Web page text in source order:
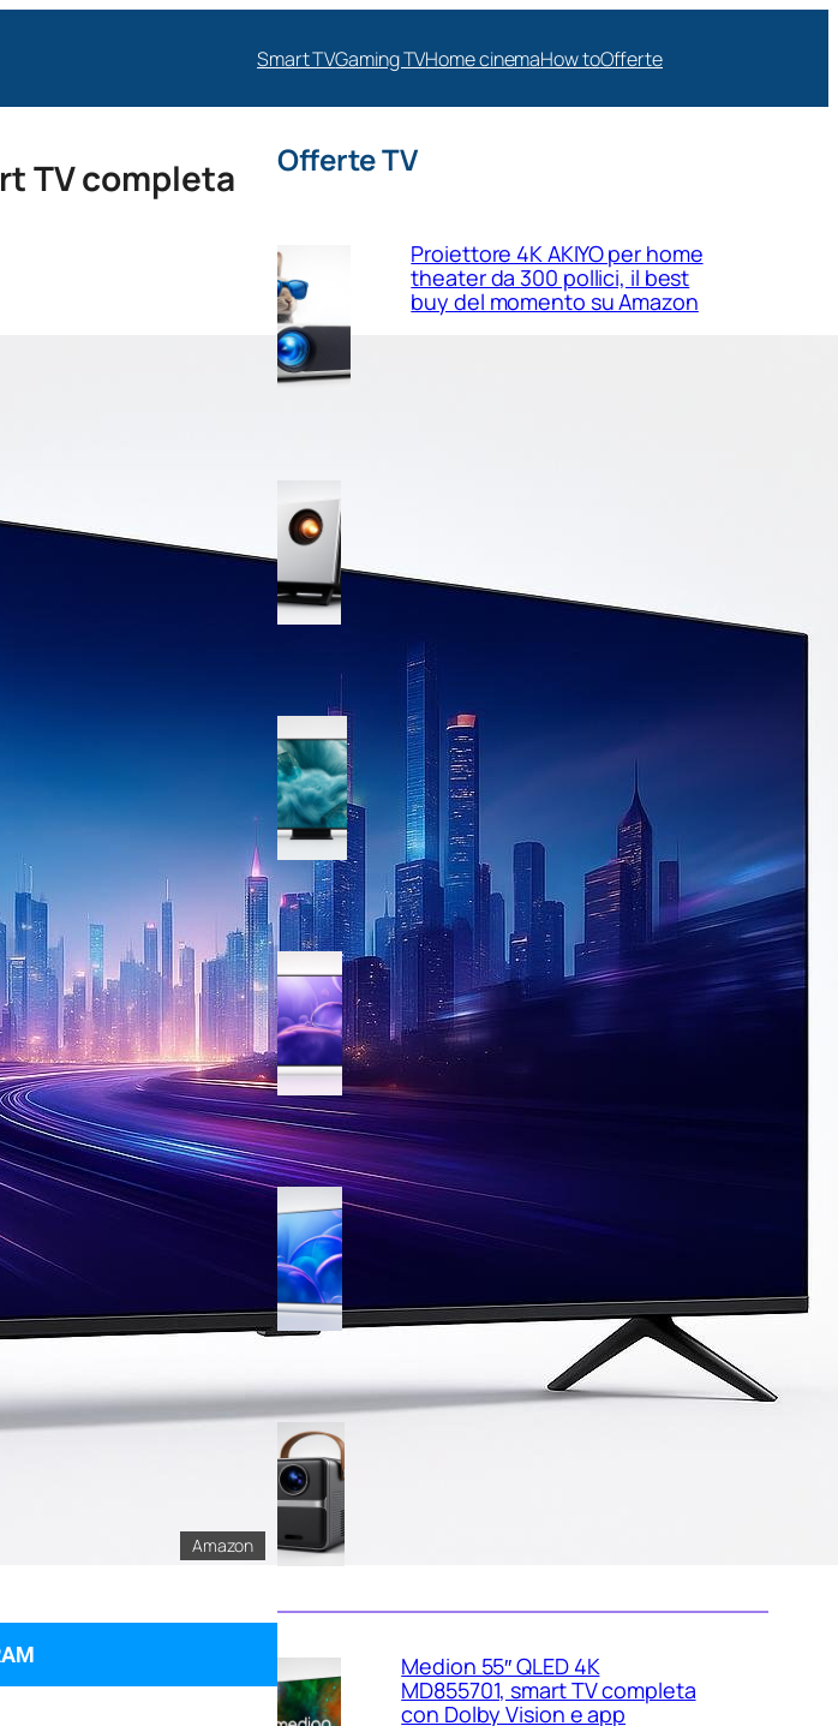
Smart TVGaming TVHome cinemaHow toOfferte
TV completa
Amazon
Offerte TV
Proiettore 4K AKIYO per home
theater da 300 pollici, il best
buy del momento su Amazon
Samsung QLED 4K Vision AI
55” QE55Q7F5AUXZT, la TV
con upscaling intelligente ora
in offerta
Samsung Crystal UHD 4K 55”
UE55U8090FUXZT, smart TV
sottile e luminosa in forte
sconto su Amazon
Samsung Crystal UHD 4K 55”
UE55U7000FUXZT, smart TV
2025 perfetta per il salotto a
Medion 55″ QLED 4K
MD855701, smart TV completa
con Dolby Vision e app